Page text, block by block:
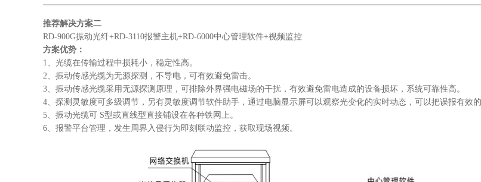
推荐解决方案二
RD-900G振动光纤+RD-3110报警主机+RD-6000中心管理软件+视频监控
方案优势：
1、光缆在传输过程中损耗小，稳定性高。
2、振动传感光缆为无源探测，不导电，可有效避免雷击。
3、振动传感光缆采用无源探测原理，可排除外界强电磁场的干扰，有效避免雷电造成的设备损坏，系统可靠性高。
4、探测灵敏度可多级调节，另有灵敏度调节软件助手，通过电脑显示屏可以观察光变化的实时动态，可以把误报有效的
5、振动光缆可 S型或直线型直接铺设在各种铁网上。
6、报警平台管理，发生周界入侵行为即刻联动监控，获取现场视频。